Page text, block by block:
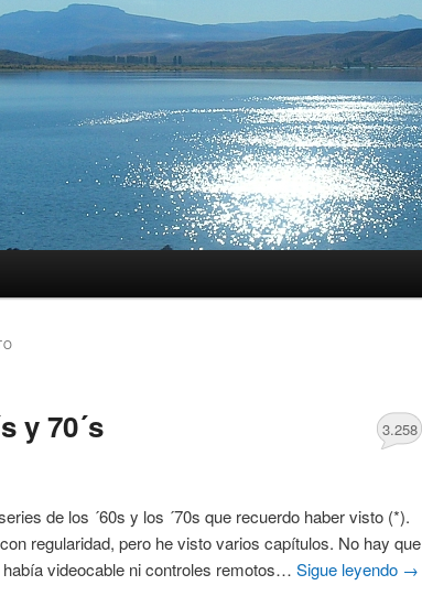
y 70´s 3.258
de los ´60s y los ´70s que recuerdo haber visto (*).
regularidad, pero he visto varios capítulos. No hay que
videocable ni controles remotos… Sigue leyendo →